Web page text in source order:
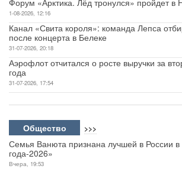
Форум «Арктика. Лёд тронулся» пройдет в
1-08-2026, 12:16
Канал «Свита короля»: команда Лепса
после концерта в Белеке
31-07-2026, 20:18
Аэрофлот отчитался о росте выручки за
года
31-07-2026, 17:54
Общество >>>
Семья Ванюта признана лучшей в России в
года-2026»
Вчера, 19:53